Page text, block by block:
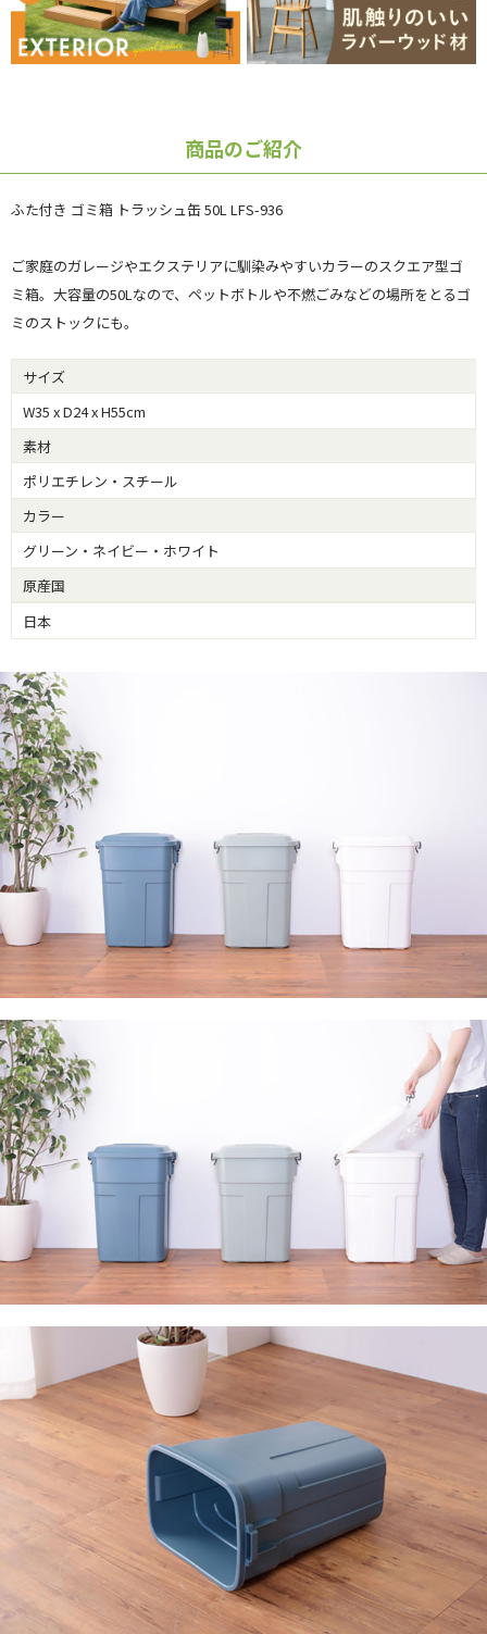
商品のご紹介
ふた付き ゴミ箱 トラッシュ缶 50L LFS-936
ご家庭のガレージやエクステリアに馴染みやすいカラーのスクエア型ゴ
ミ箱。大容量の50Lなので、ペットボトルや不燃ごみなどの場所をとるゴ
ミのストックにも。
サイズ
W35 x D24 x H55cm
素材
ポリエチレン・スチール
カラー
グリーン・ネイビー・ホワイト
原産国
日本